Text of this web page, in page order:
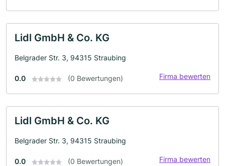
Lidl GmbH & Co. KG
Belgrader Str. 3, 94315 Straubing
0.0 (0 Bewertungen) Firma bewerten
Lidl GmbH & Co. KG
Belgrader Str. 3, 94315 Straubing
0.0 (0 Bewertungen) Firma bewerten